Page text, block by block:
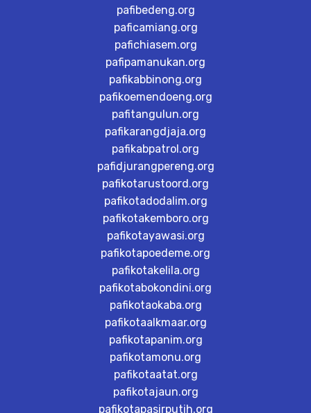
pafibedeng.org
paficamiang.org
pafichiasem.org
pafipamanukan.org
pafikabbinong.org
pafikoemendoeng.org
pafitangulun.org
pafikarangdjaja.org
pafikabpatrol.org
pafidjurangpereng.org
pafikotarustoord.org
pafikotadodalim.org
pafikotakemboro.org
pafikotayawasi.org
pafikotapoedeme.org
pafikotakelila.org
pafikotabokondini.org
pafikotaokaba.org
pafikotaalkmaar.org
pafikotapanim.org
pafikotamonu.org
pafikotaatat.org
pafikotajaun.org
pafikotapasirputih.org